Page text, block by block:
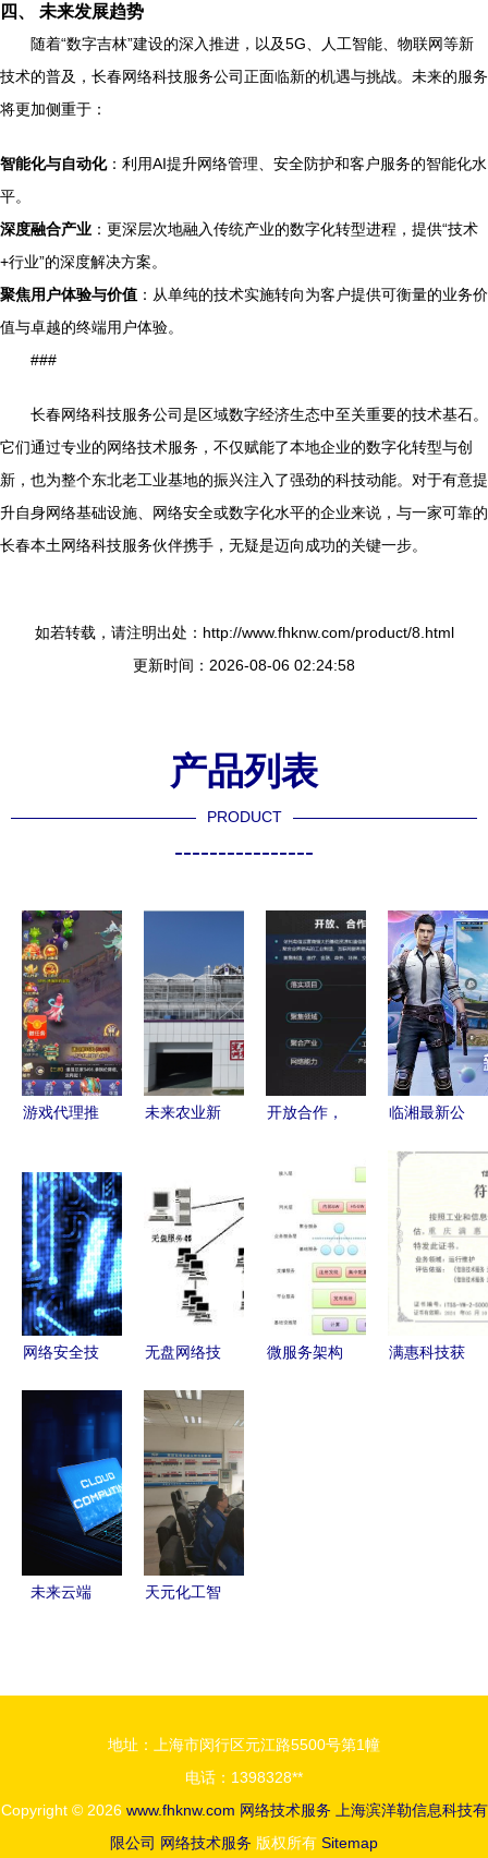
四、 未来发展趋势
随着“数字吉林”建设的深入推进，以及5G、人工智能、物联网等新
技术的普及，长春网络科技服务公司正面临新的机遇与挑战。未来的服务
将更加侧重于：
智能化与自动化：利用AI提升网络管理、安全防护和客户服务的智能化水
平。
深度融合产业 ：更深层次地融入传统产业的数字化转型进程，提供“技术
+行业”的深度解决方案。
聚焦用户体验与价值 ：从单纯的技术实施转向为客户提供可衡量的业务价
值与卓越的终端用户体验。
###
长春网络科技服务公司是区域数字经济生态中至关重要的技术基石。
它们通过专业的网络技术服务，不仅赋能了本地企业的数字化转型与创
新，也为整个东北老工业基地的振兴注入了强劲的科技动能。对于有意提
升自身网络基础设施、网络安全或数字化水平的企业来说，与一家可靠的
长春本土网络科技服务伙伴携手，无疑是迈向成功的关键一步。
如若转载，请注明出处：http://www.fhknw.com/product/8.html
更新时间：2026-08-06 02:24:58
产品列表
PRODUCT
----------------
游戏代理推
富增长的关
键路径
未来农业新
摘“甜蜜果”
网络技术赋
能智慧农业
开放合作，
联网生态链
——中国联
通网络技术
研究院院长
张涌谈网络
技术服务
临湘最新公
络技术服务
指南
网络安全技
DDoS的攻
无盘网络技
捷的网络服
务解决方案
微服务架构
满惠科技获
未来云端
天元化工智
领转型新范
地址：上海市闵行区元江路5500号第1幢
电话：1398328**
Copyright © 2026 www.fhknw.com 网络技术服务
上海滨洋勒信息科技有
限公司 网络技术服务 版权所有 Sitemap